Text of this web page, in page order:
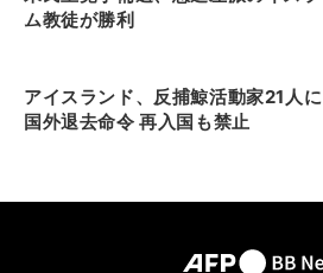
ム教徒が勝利
アイスランド、反捕鯨活動家21人に
国外退去命令 再入国も禁止